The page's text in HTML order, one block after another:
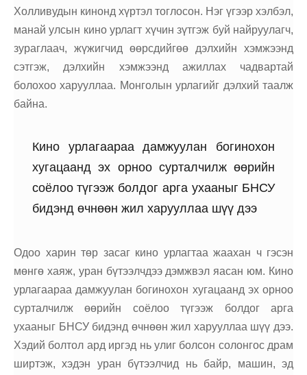
Холливудын кинонд хүртэл тоглосон. Нэг үгээр хэлбэл,
манай улсын кино урлагт хүчин зүтгэж буй найруулагч,
зураглаач, жүжигчид өөрсдийгөө дэлхийн хэмжээнд
сэтгэж, дэлхийн хэмжээнд ажиллах чадвартай
болохоо харууллаа. Монголын урлагийг дэлхий таалж
байна.
Кино урлагаараа дамжуулан богинохон
хугацаанд эх орноо сурталчилж өөрийн
соёлоо түгээж болдог арга ухааныг БНСУ
бидэнд өчнөөн жил харууллаа шүү дээ
Одоо харин төр засаг кино урлагтаа жаахан ч гэсэн
мөнгө хаяж, уран бүтээлчдээ дэмжвэл яасан юм. Кино
урлагаараа дамжуулан богинохон хугацаанд эх орноо
сурталчилж өөрийн соёлоо түгээж болдог арга
ухааныг БНСУ бидэнд өчнөөн жил харууллаа шүү дээ.
Хэдий болтол ард иргэд нь улиг болсон солонгос драм
ширтэж, хэдэн уран бүтээлчид нь байр, машин, эд